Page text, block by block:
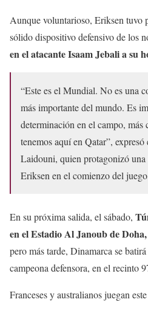
Aunque voluntarioso, Eriksen tuvo
sólido dispositivo defensivo de los
en el atacante Isaam Jebali a su
“Este es el Mundial. No es una
más importante del mundo. Es
determinación en el campo, más
tenemos aquí en Qatar”,
Laidouni, quien protagonizó una
Eriksen en el comienzo del
En su próxima salida, el sábado,
en el Estadio Al Janoub de Doha,
pero más tarde, Dinamarca se
campeona defensora, en el recinto
Franceses y australianos juegan